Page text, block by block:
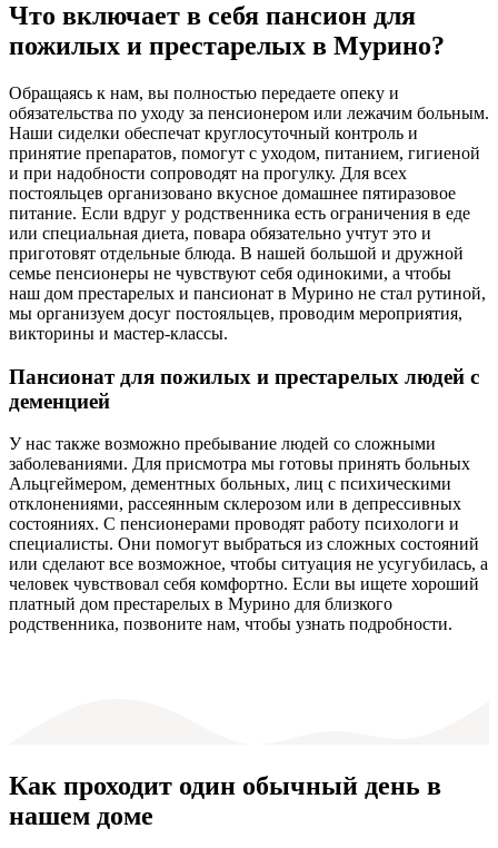
Что включает в себя пансион для
пожилых и престарелых в Мурино?
Обращаясь к нам, вы полностью передаете опеку и
обязательства по уходу за пенсионером или лежачим больным.
Наши сиделки обеспечат круглосуточный контроль и
принятие препаратов, помогут с уходом, питанием, гигиеной
и при надобности сопроводят на прогулку. Для всех
постояльцев организовано вкусное домашнее пятиразовое
питание. Если вдруг у родственника есть ограничения в еде
или специальная диета, повара обязательно учтут это и
приготовят отдельные блюда. В нашей большой и дружной
семье пенсионеры не чувствуют себя одинокими, а чтобы
наш дом престарелых и пансионат в Мурино не стал рутиной,
мы организуем досуг постояльцев, проводим мероприятия,
викторины и мастер-классы.
Пансионат для пожилых и престарелых людей с
деменцией
У нас также возможно пребывание людей со сложными
заболеваниями. Для присмотра мы готовы принять больных
Альцгеймером, дементных больных, лиц с психическими
отклонениями, рассеянным склерозом или в депрессивных
состояниях. С пенсионерами проводят работу психологи и
специалисты. Они помогут выбраться из сложных состояний
или сделают все возможное, чтобы ситуация не усугубилась, а
человек чувствовал себя комфортно. Если вы ищете хороший
платный дом престарелых в Мурино для близкого
родственника, позвоните нам, чтобы узнать подробности.
Как проходит один обычный день в
нашем доме